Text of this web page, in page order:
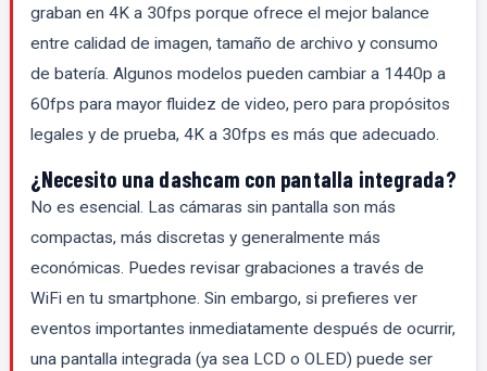
graban en 4K a 30fps porque ofrece el mejor balance
entre calidad de imagen, tamaño de archivo y consumo
de batería. Algunos modelos pueden cambiar a 1440p a
60fps para mayor fluidez de video, pero para propósitos
legales y de prueba, 4K a 30fps es más que adecuado.
¿Necesito una dashcam con pantalla integrada?
No es esencial. Las cámaras sin pantalla son más
compactas, más discretas y generalmente más
económicas. Puedes revisar grabaciones a través de
WiFi en tu smartphone. Sin embargo, si prefieres ver
eventos importantes inmediatamente después de ocurrir,
una pantalla integrada (ya sea LCD o OLED) puede ser